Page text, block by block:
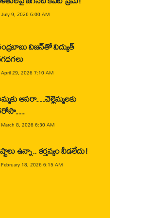
July 9, 2026 6:00 AM
విజన్‌తో విద్యుత్
April 29, 2026 7:10 AM
ఆసరా…చెల్లెమ్మలకు
March 8, 2026 6:30 AM
ఉన్నా.. కర్తవ్యం వీడలేదు!
February 18, 2026 6:15 AM